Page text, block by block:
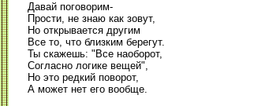
Давай поговорим-
Прости, не знаю как зовут,
Но открывается другим
Все то, что близким берегут.
Ты скажешь: "Все наоборот,
Согласно логике вещей",
Но это редкий поворот,
А может нет его вообще.